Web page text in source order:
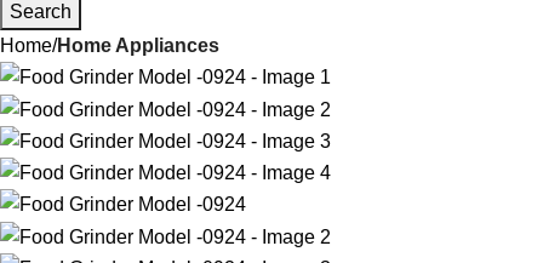
Search
Home Home Appliances